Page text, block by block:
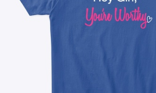
Vendez partout